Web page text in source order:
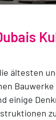
ältesten
Bauwerke
einige